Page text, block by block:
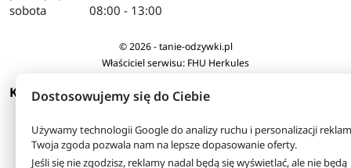
sobota
08:00 - 13:00
© 2026 - tanie-odzywki.pl
Właściciel serwisu: FHU Herkules
KONTAKT
Dostosowujemy się do Ciebie
Używamy technologii Google do analizy ruchu i personalizacji
Twoja zgoda pozwala nam na lepsze dopasowanie oferty.
Jeśli się nie zgodzisz, reklamy nadal będą się wyświetlać, ale nie będą